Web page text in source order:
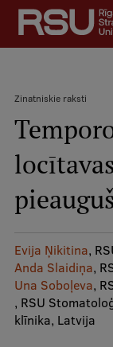
Pārlekt
galveno
saturu
Latviski
Meklēt
Mobile
augšējā
izvēlne
Skolēniem
Studentiem
Absolventiem
Darba devējiem
Bibliotēka
Kontakti
Vakances
Atpakaļceļš
Zinatniskie raksti
Evija Ņikitina,
Anda Slaidiņa,
Una Soboļeva,
, RSU
klīnika, Latvija